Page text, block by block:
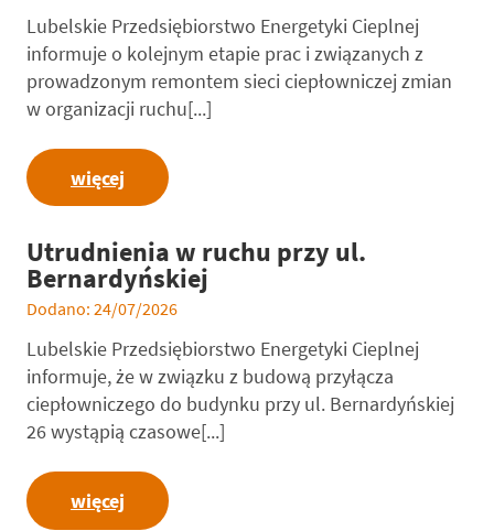
Lubelskie Przedsiębiorstwo Energetyki Cieplnej
informuje o kolejnym etapie prac i związanych z
prowadzonym remontem sieci ciepłowniczej zmian
w organizacji ruchu[...]
więcej
Utrudnienia w ruchu przy ul.
Bernardyńskiej
Dodano: 24/07/2026
Lubelskie Przedsiębiorstwo Energetyki Cieplnej
informuje, że w związku z budową przyłącza
ciepłowniczego do budynku przy ul. Bernardyńskiej
26 wystąpią czasowe[...]
więcej